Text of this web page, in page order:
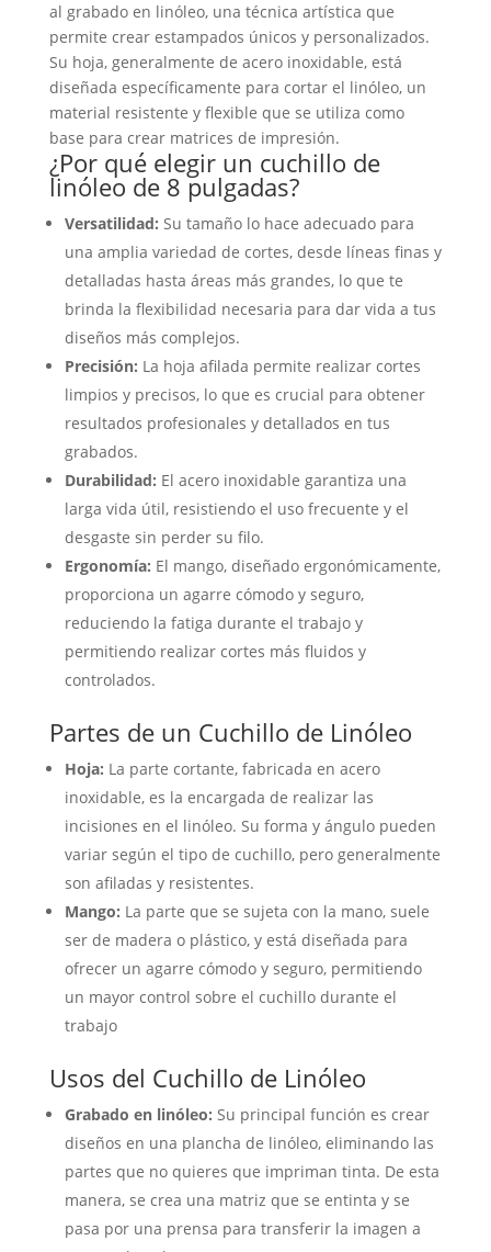
al grabado en linóleo, una técnica artística que
permite crear estampados únicos y personalizados.
Su hoja, generalmente de acero inoxidable, está
diseñada específicamente para cortar el linóleo, un
material resistente y flexible que se utiliza como
base para crear matrices de impresión.
¿Por qué elegir un cuchillo de
linóleo de 8 pulgadas?
Versatilidad: Su tamaño lo hace adecuado para
una amplia variedad de cortes, desde líneas finas y
detalladas hasta áreas más grandes, lo que te
brinda la flexibilidad necesaria para dar vida a tus
diseños más complejos.
Precisión: La hoja afilada permite realizar cortes
limpios y precisos, lo que es crucial para obtener
resultados profesionales y detallados en tus
grabados.
Durabilidad: El acero inoxidable garantiza una
larga vida útil, resistiendo el uso frecuente y el
desgaste sin perder su filo.
Ergonomía: El mango, diseñado ergonómicamente,
proporciona un agarre cómodo y seguro,
reduciendo la fatiga durante el trabajo y
permitiendo realizar cortes más fluidos y
controlados.
Partes de un Cuchillo de Linóleo
Hoja: La parte cortante, fabricada en acero
inoxidable, es la encargada de realizar las
incisiones en el linóleo. Su forma y ángulo pueden
variar según el tipo de cuchillo, pero generalmente
son afiladas y resistentes.
Mango: La parte que se sujeta con la mano, suele
ser de madera o plástico, y está diseñada para
ofrecer un agarre cómodo y seguro, permitiendo
un mayor control sobre el cuchillo durante el
trabajo
Usos del Cuchillo de Linóleo
Grabado en linóleo: Su principal función es crear
diseños en una plancha de linóleo, eliminando las
partes que no quieres que impriman tinta. De esta
manera, se crea una matriz que se entinta y se
pasa por una prensa para transferir la imagen a